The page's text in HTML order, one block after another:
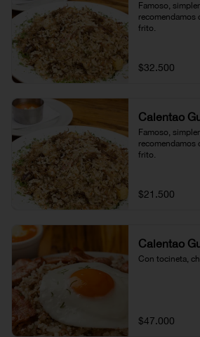
Famoso,
recomendamos
frito.
$32.500
Calentao
Famoso,
recomendamos
frito.
$21.500
Calentao
Con tocineta,
$47.000